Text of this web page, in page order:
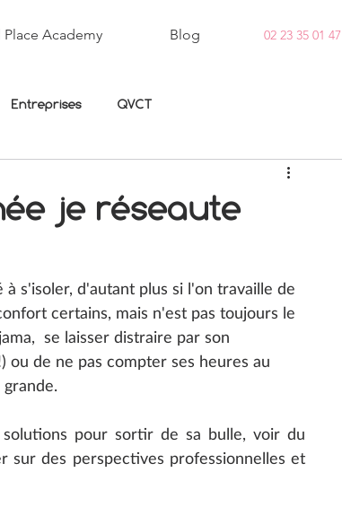
Academy Blog 02 23 35 01 47
Entreprises QVCT
je réseaute
s'isoler, d'autant plus si l'on travaille de
certains, mais n'est pas toujours le
se laisser distraire par son
ou de ne pas compter ses heures au
pour sortir de sa bulle, voir du
sur des perspectives professionnelles et